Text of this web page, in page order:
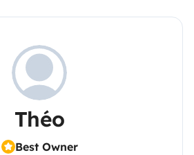
Théo
Best Owner